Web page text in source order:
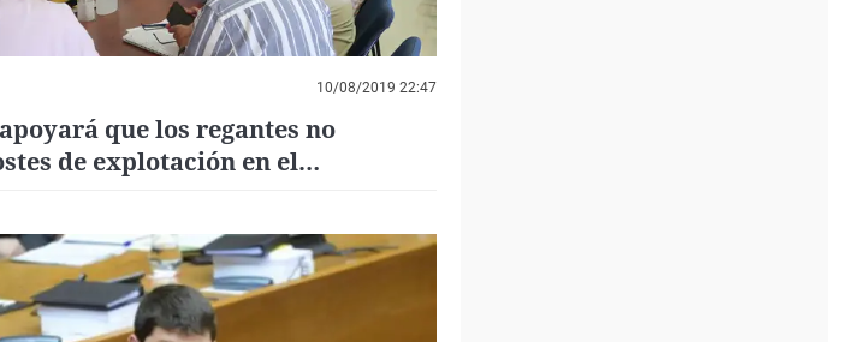
10/08/2019 22:47
que los regantes no
de explotación en el